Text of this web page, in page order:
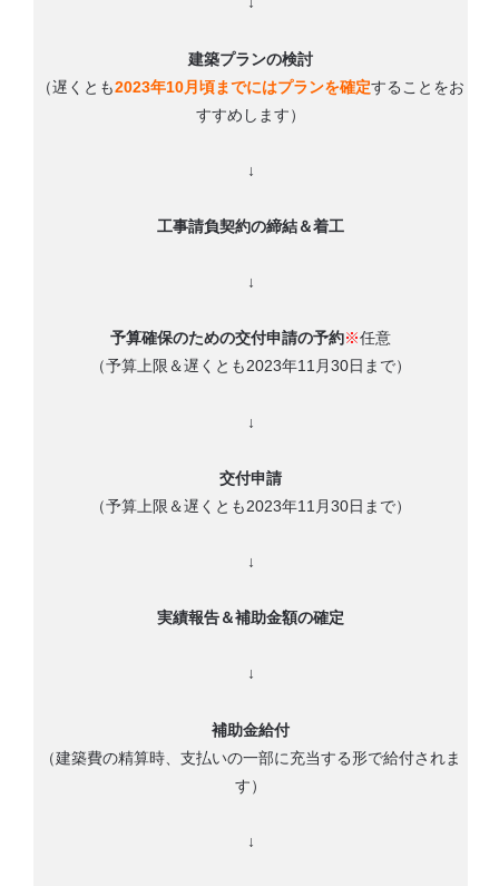
建築プランの検討
（遅くとも2023年10月頃までにはプランを確定することをお
すすめします）
↓
工事請負契約の締結＆着工
↓
予算確保のための交付申請の予約※任意
（予算上限＆遅くとも2023年11月30日まで）
↓
交付申請
（予算上限＆遅くとも2023年11月30日まで）
↓
実績報告＆補助金額の確定
↓
補助金給付
（建築費の精算時、支払いの一部に充当する形で給付されま
す）
↓